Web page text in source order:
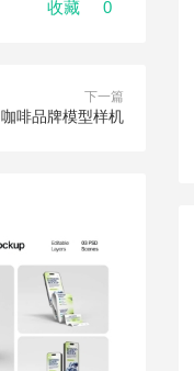
收藏 0
下一篇
咖啡品牌模型样机